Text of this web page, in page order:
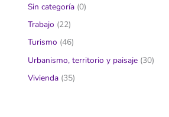
Sin categoría (0)
Trabajo (22)
Turismo (46)
Urbanismo, territorio y paisaje (30)
Vivienda (35)